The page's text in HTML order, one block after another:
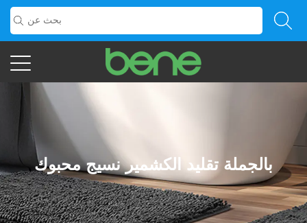
بالجملة تقليد الكشمير نسيج محبوك